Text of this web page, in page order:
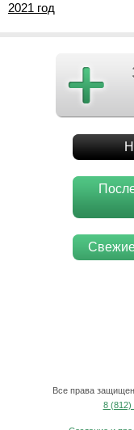
2021 год
Все права
8 (812)